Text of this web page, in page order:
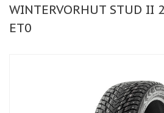
WINTERVORHUT STUD II
ET0